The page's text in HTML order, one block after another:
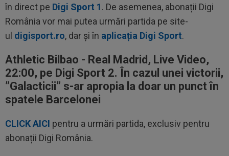
în direct pe Digi Sport 1. De asemenea, abonații Digi
România vor mai putea urmări partida pe site-
ul digisport.ro, dar și în aplicația Digi Sport.
Athletic Bilbao - Real Madrid, Live Video,
22:00, pe Digi Sport 2. În cazul unei victorii,
”Galacticii” s-ar apropia la doar un punct în
spatele Barcelonei
CLICK AICI pentru a urmări partida, exclusiv pentru
abonații Digi România.